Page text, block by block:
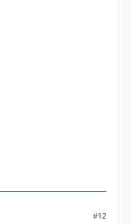
#12